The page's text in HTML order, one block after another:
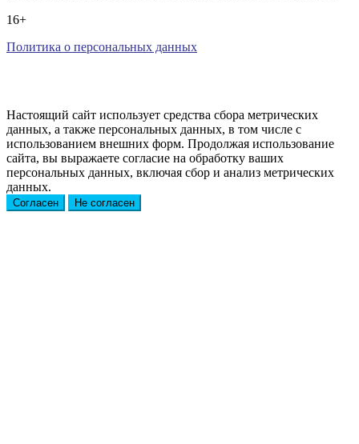
16+
Политика о персональных данных
Настоящий сайт использует средства сбора метрических
данных, а также персональных данных, в том числе с
использованием внешних форм. Продолжая использование
сайта, вы выражаете согласие на обработку ваших
персональных данных, включая сбор и анализ метрических
данных.
Согласен Не согласен